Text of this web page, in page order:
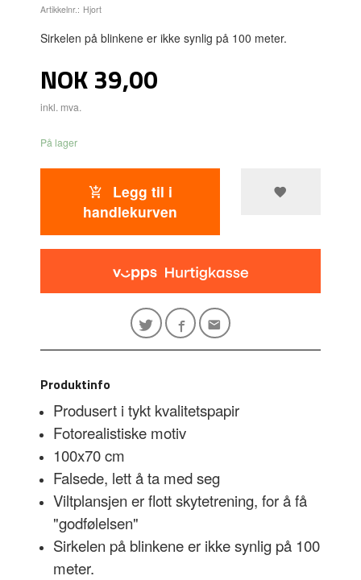
Artikkelnr.: Hjort
Sirkelen på blinkene er ikke synlig på 100 meter.
Pris
NOK39,00
inkl. mva.
På lager
Legg til i
handlekurven
Produktinfo
Produsert i tykt kvalitetspapir
Fotorealistiske motiv
100x70 cm
Falsede, lett å ta med seg
Viltplansjen er flott skytetrening, for å få
"godfølelsen"
Sirkelen på blinkene er ikke synlig på 100
meter.